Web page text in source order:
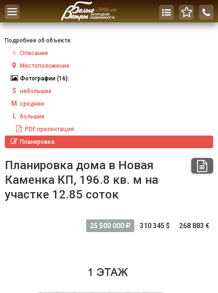
Toggle
navigation
Подробнее об объекте:
Описание
Местоположение
Фотографии (16):
S небольшие
M средние
L
большие
PDF презентация
Планировка
Планировка дома в Новая
Каменка КП, 196.8 кв. м на
участке 12.85 соток
25 500 000 310 345 $ 268 883 €